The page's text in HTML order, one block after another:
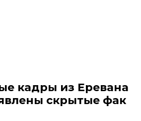
кадры из Еревана
скрытые фак